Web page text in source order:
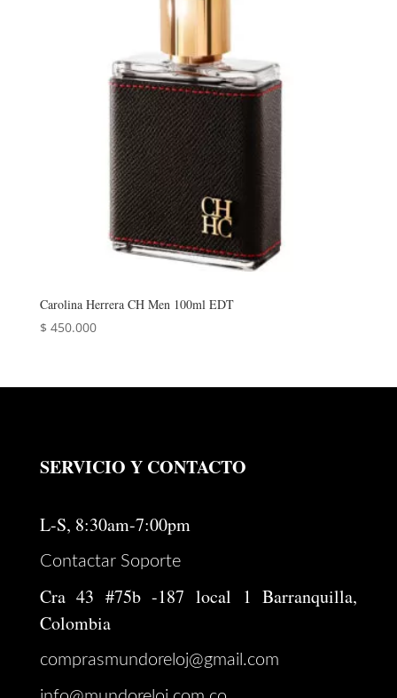
Carolina Herrera CH Men 100ml EDT
$ 450.000
SERVICIO Y CONTACTO
L-S, 8:30am-7:00pm
Contactar Soporte
Cra 43 #75b -187 local 1 Barranquilla,
Colombia
comprasmundoreloj@gmail.com